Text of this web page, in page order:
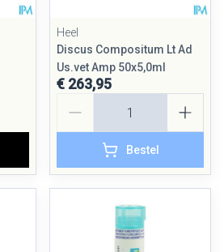
Heel
Discus Compositum Lt Ad
Us.vet Amp 50x5,0ml
€ 263,95
Bestel